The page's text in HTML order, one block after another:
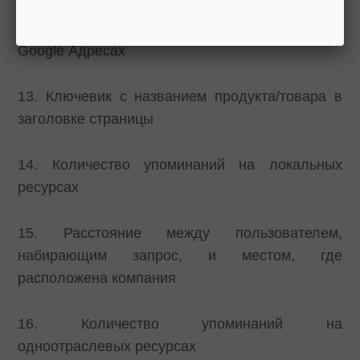
Google Адресах
13. Ключевик с названием продукта/товара в
заголовке страницы
14. Количество упоминаний на локальных
ресурсах
15. Расстояние между пользователем,
набирающим запрос, и местом, где
расположена компания
16. Количество упоминаний на
одноотраслевых ресурсах